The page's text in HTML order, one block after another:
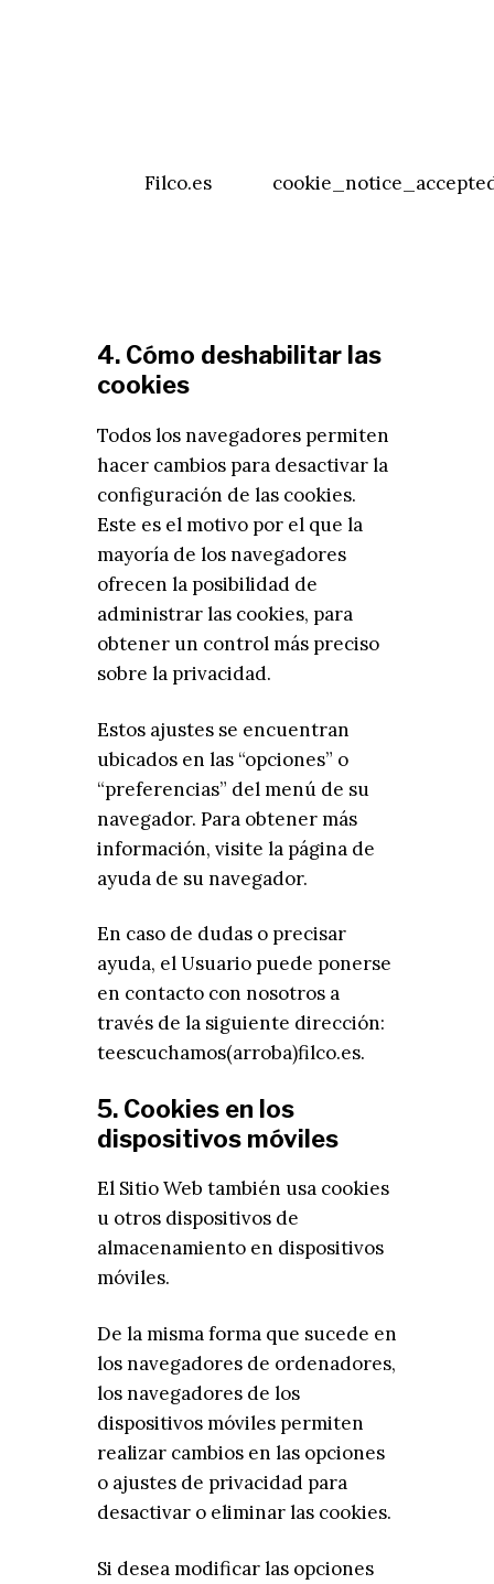
Filco.es
4. Cómo deshabilitar las
cookies
Todos los navegadores permiten
hacer cambios para desactivar la
configuración de las cookies.
Este es el motivo por el que la
mayoría de los navegadores
ofrecen la posibilidad de
administrar las cookies, para
obtener un control más preciso
sobre la privacidad.
Estos ajustes se encuentran
ubicados en las “opciones” o
“preferencias” del menú de su
navegador. Para obtener más
información, visite la página de
ayuda de su navegador.
En caso de dudas o precisar
ayuda, el Usuario puede ponerse
en contacto con nosotros a
través de la siguiente dirección:
teescuchamos(arroba)filco.es.
5. Cookies en los
dispositivos móviles
El Sitio Web también usa cookies
u otros dispositivos de
almacenamiento en dispositivos
móviles.
De la misma forma que sucede en
los navegadores de ordenadores,
los navegadores de los
dispositivos móviles permiten
realizar cambios en las opciones
o ajustes de privacidad para
desactivar o eliminar las cookies.
Si desea modificar las opciones